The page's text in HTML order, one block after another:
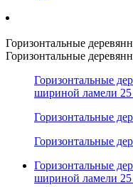
Горизонтальные
Горизонтальные
Горизонтальные
шириной ламели
Горизонтальные
Горизонтальные
Горизонтальные
шириной ламели